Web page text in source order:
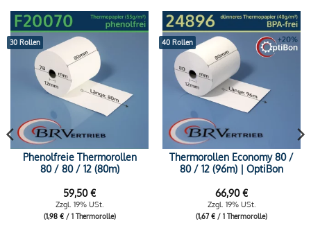
30 Rollen
Phenolfreie Thermorollen
80 / 80 / 12 (80m)
59,50€
Zzgl. 19% USt.
(1,98 €/ 1 Thermorolle)
40 Rollen
Thermorollen Economy 80 /
80 / 12 (96m) | OptiBon
66,90€
Zzgl. 19% USt.
(1,67€ / 1 Thermorolle)